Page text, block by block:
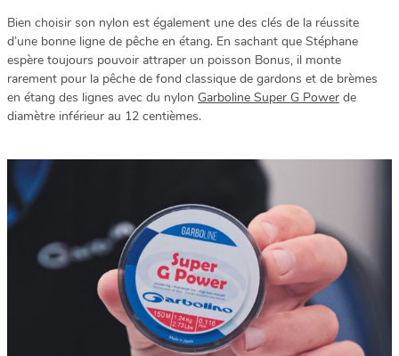
Bien choisir son nylon est également une des clés de la réussite
d’une bonne ligne de pêche en étang. En sachant que Stéphane
espère toujours pouvoir attraper un poisson Bonus, il monte
rarement pour la pêche de fond classique de gardons et de brèmes
en étang des lignes avec du nylon Garboline Super G Power de
diamètre inférieur au 12 centièmes.